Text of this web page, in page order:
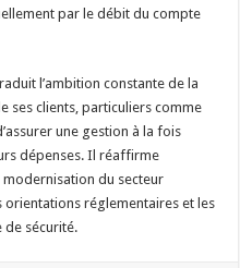
par le débit du compte
l’ambition constante de la
ses clients, particuliers comme
une gestion à la fois
dépenses. Il réaffirme
du secteur
orientations réglementaires et les
de sécurité.